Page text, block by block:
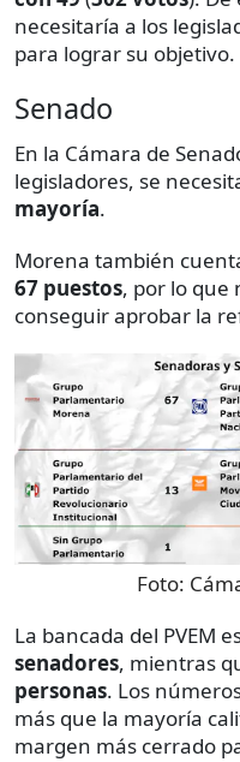
necesitaría a los
para lograr su objetivo.
Senado
En la Cámara de
legisladores, se
mayoría.
Morena también
67 puestos, por lo que
conseguir aprobar la
Foto:
La bancada del PVEM
senadores, mientras
personas. Los
más que la mayoría
margen más cerrado